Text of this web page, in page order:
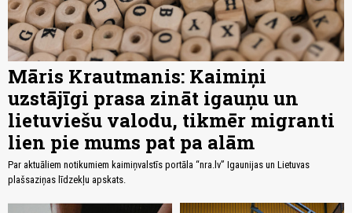
Māris Krautmanis: Kaimiņi
uzstājīgi prasa zināt igauņu un
lietuviešu valodu, tikmēr migranti
lien pie mums pat pa alām
Par aktuāliem notikumiem kaimiņvalstīs portāla “nra.lv” Igaunijas un Lietuvas
plašsaziņas līdzekļu apskats.